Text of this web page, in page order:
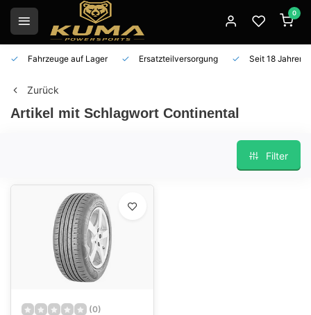
0
Fahrzeuge auf Lager Ersatzteilversorgung Seit 18 Jahren
Zurück
Artikel mit Schlagwort Continental
Filter
(0)